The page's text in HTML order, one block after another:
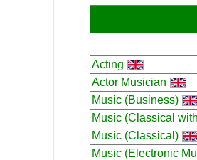
Acting
Actor Musician
Music (Business)
Music (Classical
Music (Classical)
Music (Electronic